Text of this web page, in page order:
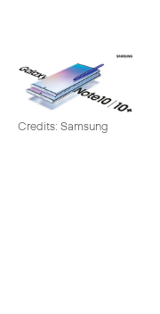
Credits: Samsung